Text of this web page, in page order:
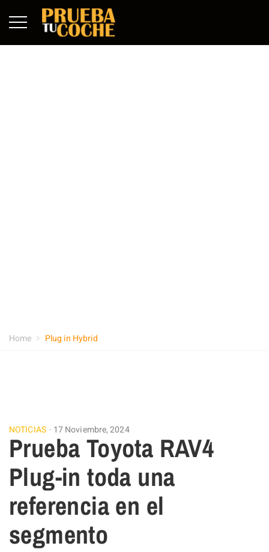
Home Plug in Hybrid
NOTICIAS 17 Noviembre, 2024
Prueba Toyota RAV4
Plug-in toda una
referencia en el
segmento